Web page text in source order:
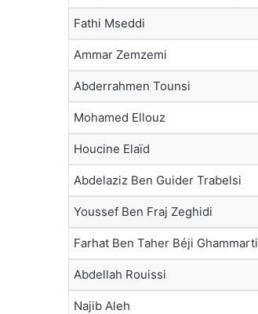
Fathi Mseddi
Ammar Zemzemi
Abderrahmen Tounsi
Mohamed Ellouz
Houcine Elaïd
Abdelaziz Ben Guider Trabelsi
Youssef Ben Fraj Zeghidi
Farhat Ben Taher Béji Ghammarti
Abdellah Rouissi
Najib Aleh